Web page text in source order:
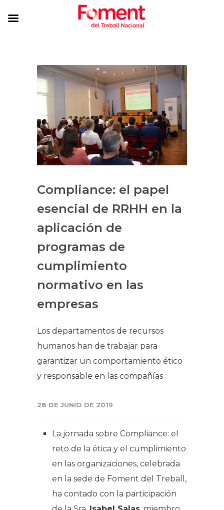
Compliance: el papel
esencial de RRHH en la
aplicación de
programas de
cumplimiento
normativo en las
empresas
Los departamentos de recursos
humanos han de trabajar para
garantizar un comportamiento ético
y responsable en las compañías
28 DE JUNIO DE 2019
La jornada sobre Compliance: el
reto de la ética y el cumplimiento
en las organizaciones, celebrada
en la sede de Foment del Treball,
ha contado con la participación